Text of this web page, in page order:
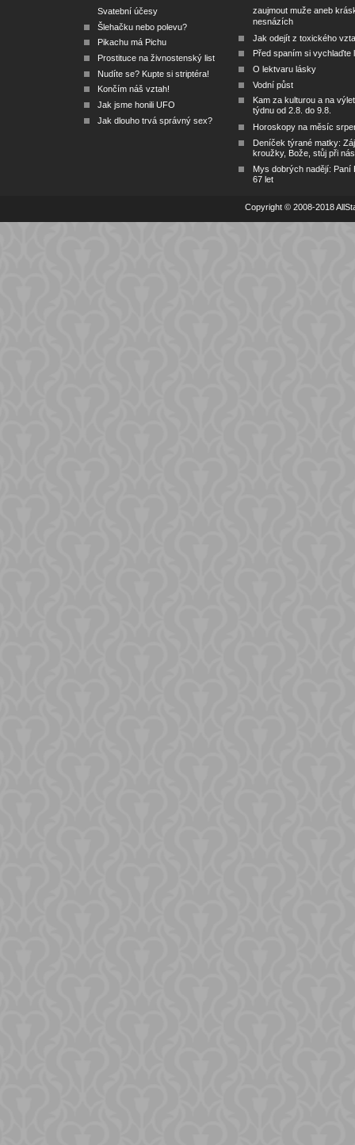
Svatební účesy
Šlehačku nebo polevu?
Pikachu má Pichu
Prostituce na živnostenský list
Nudíte se? Kupte si striptéra!
Končím náš vztah!
Jak jsme honili UFO
Jak dlouho trvá správný sex?
zaujmout muže aneb
nesnázích
Jak odejít z toxického
Před spaním si vychlaďte
O lektvaru lásky
Vodní půst
Kam za kulturou a na
týdnu od 2.8. do 9.8.
Horoskopy na měsíc
Deníček týrané matky:
kroužky, Bože, stůj při nás
Mys dobrých nadějí: Paní
67 let
Copyright © 2008-2018